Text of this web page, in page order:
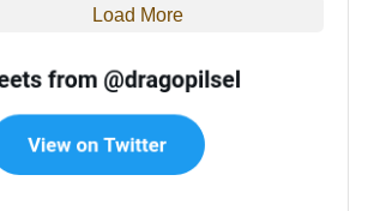
Load More